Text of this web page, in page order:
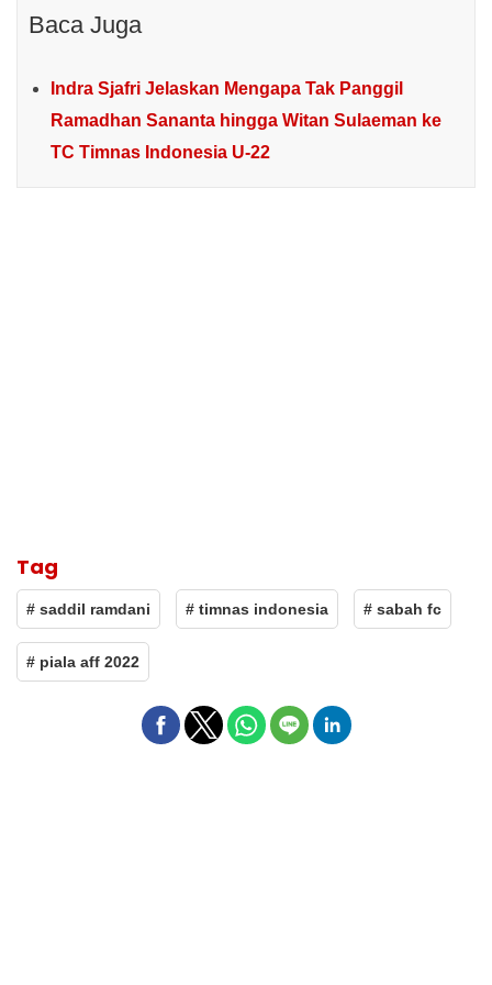
Baca Juga
Indra Sjafri Jelaskan Mengapa Tak Panggil
Ramadhan Sananta hingga Witan Sulaeman ke
TC Timnas Indonesia U-22
Tag
# saddil ramdani # timnas indonesia # sabah fc
# piala aff 2022